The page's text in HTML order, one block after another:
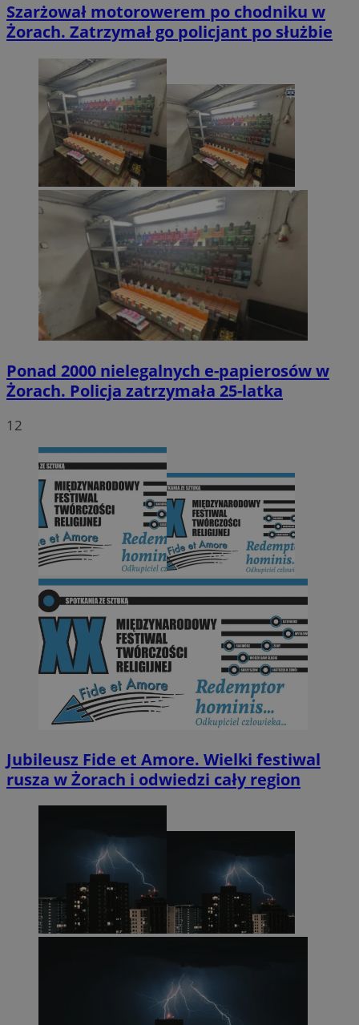
Szarżował motorowerem po chodniku w
Żorach. Zatrzymał go policjant po służbie
Ponad 2000 nielegalnych e-papierosów w
Żorach. Policja zatrzymała 25-latka
12
Jubileusz Fide et Amore. Wielki festiwal
rusza w Żorach i odwiedzi cały region